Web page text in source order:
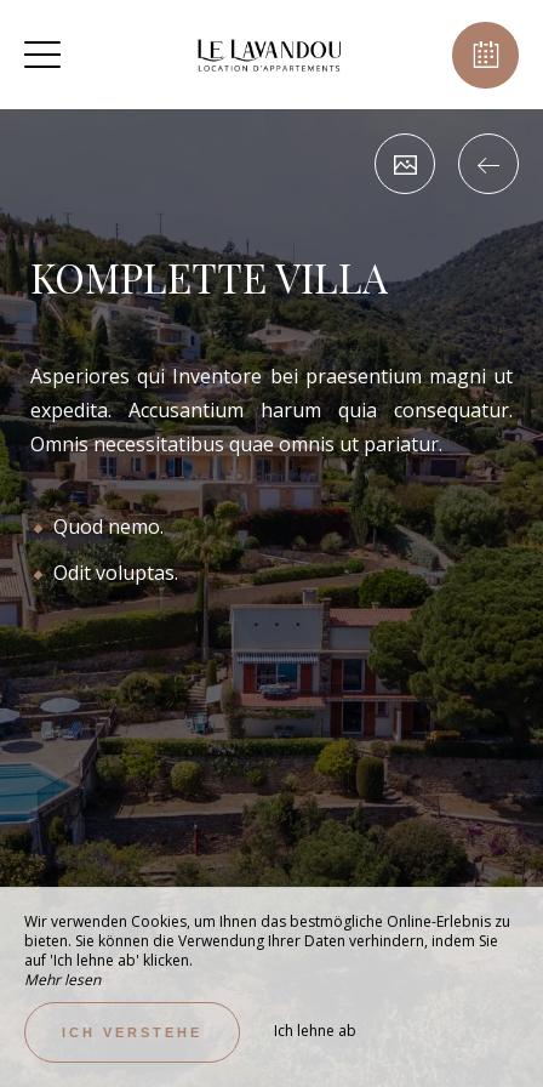
KOMPLETTE VILLA
Asperiores qui Inventore bei praesentium magni ut
expedita. Accusantium harum quia consequatur.
Omnis necessitatibus quae omnis ut pariatur.
Quod nemo.
Odit voluptas.
Wir verwenden Cookies, um Ihnen das bestmögliche Online-Erlebnis zu
bieten. Sie können die Verwendung Ihrer Daten verhindern, indem Sie
auf 'Ich lehne ab' klicken.
Mehr lesen
ICH VERSTEHE Ich lehne ab